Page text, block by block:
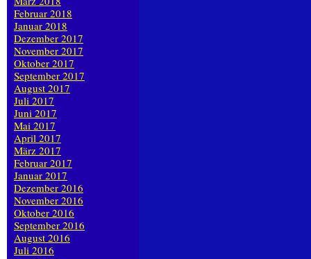
Februar 2018
Januar 2018
Dezember 2017
November 2017
Oktober 2017
September 2017
August 2017
Juli 2017
Juni 2017
Mai 2017
April 2017
März 2017
Februar 2017
Januar 2017
Dezember 2016
November 2016
Oktober 2016
September 2016
August 2016
Juli 2016